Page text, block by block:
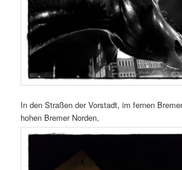
In den Straßen der Vorstadt, im fernen
hohen Bremer Norden,